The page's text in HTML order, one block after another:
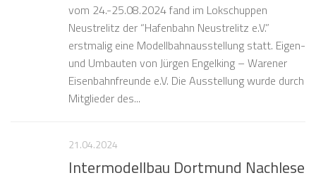
vom 24.-25.08.2024 fand im Lokschuppen
Neustrelitz der “Hafenbahn Neustrelitz e.V.”
erstmalig eine Modellbahnausstellung statt. Eigen-
und Umbauten von Jürgen Engelking – Warener
Eisenbahnfreunde e.V. Die Ausstellung wurde durch
Mitglieder des...
21.04.2024
Intermodellbau Dortmund Nachlese